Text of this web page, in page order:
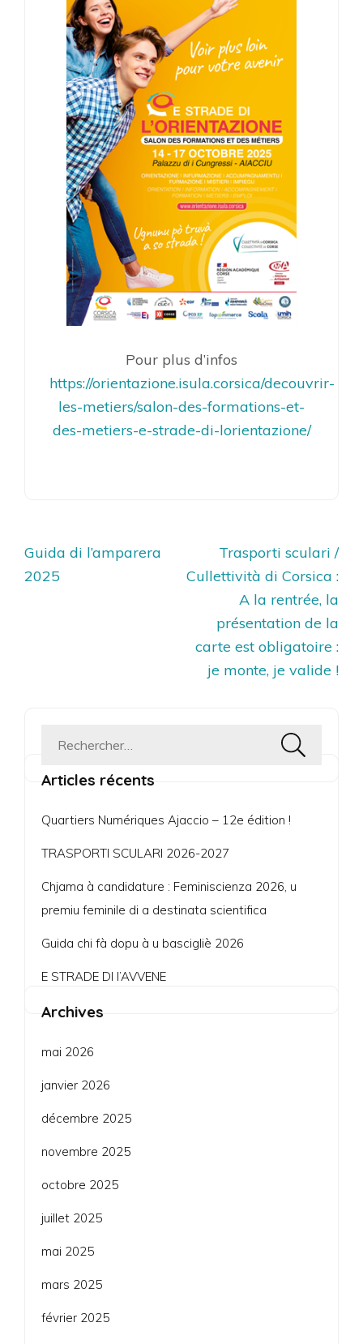
Pour plus d’infos
https://orientazione.isula.corsica/decouvrir-
les-metiers/salon-des-formations-et-
des-metiers-e-strade-di-lorientazione/
Navigation
de
Guida di l’amparera
2025
Trasporti sculari /
Cullettività di Corsica :
A la rentrée, la
présentation de la
carte est obligatoire :
je monte, je valide !
Rechercher :
Articles récents
Quartiers Numériques Ajaccio – 12e édition !
TRASPORTI SCULARI 2026-2027
Chjama à candidature : Feminiscienza 2026, u
premiu feminile di a destinata scientifica
Guida chi fà dopu à u bascigliè 2026
E STRADE DI l’AVVENE
Archives
mai 2026
janvier 2026
décembre 2025
novembre 2025
octobre 2025
juillet 2025
mai 2025
mars 2025
février 2025